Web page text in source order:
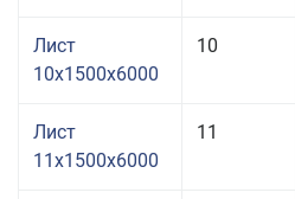
Лист
10x1500x6000
10
Лист
11x1500x6000
11